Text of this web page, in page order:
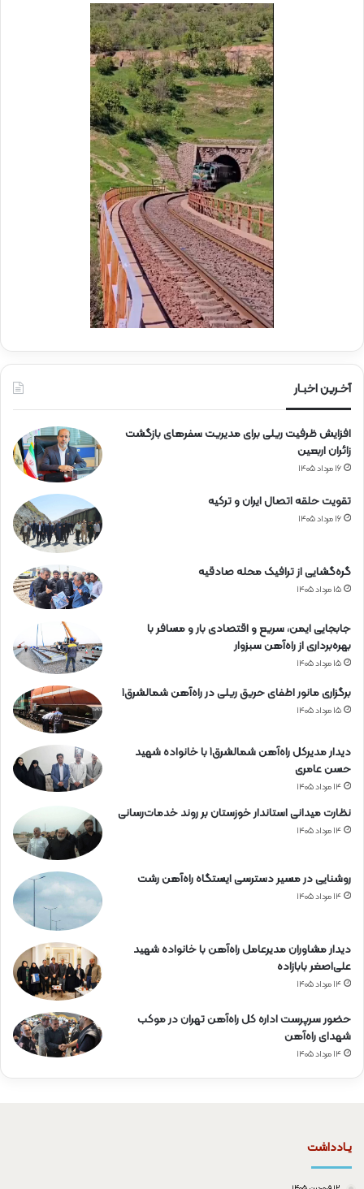
د
ر
م
و
ک
ب
ش
ه
د
ا
ی
ر
ا
ه‌
آ
ه
ن
آخـرین اخبـار
افزایش ظرفیت ریلی برای مدیریت سفرهای بازگشت
زائران اربعین
۱۶ مرداد ۱۴۰۵
تقویت حلقه اتصال ایران و ترکیه
۱۶ مرداد ۱۴۰۵
گره‌گشایی از ترافیک محله صادقیه
۱۵ مرداد ۱۴۰۵
جابجایی ایمن، سریع و اقتصادی بار و مسافر با
بهره‌برداری از راه‌آهن سبزوار
۱۵ مرداد ۱۴۰۵
برگزاری مانور اطفای حریق ریلی در راه‌آهن شمالشرق۱
۱۵ مرداد ۱۴۰۵
دیدار مدیرکل راه‌آهن شمالشرق۱ با خانواده شهید
حسن عامری
۱۴ مرداد ۱۴۰۵
نظارت میدانی استاندار خوزستان بر روند خدمات‌رسانی
۱۴ مرداد ۱۴۰۵
روشنایی در مسیر دسترسی ایستگاه راه‌آهن رشت
۱۴ مرداد ۱۴۰۵
دیدار مشاوران مدیرعامل راه‌آهن با خانواده شهید
علی‌اصغر بابازاده
۱۴ مرداد ۱۴۰۵
حضور سرپرست اداره کل راه‌آهن تهران در موکب
شهدای راه‌آهن
۱۴ مرداد ۱۴۰۵
یـادداشت